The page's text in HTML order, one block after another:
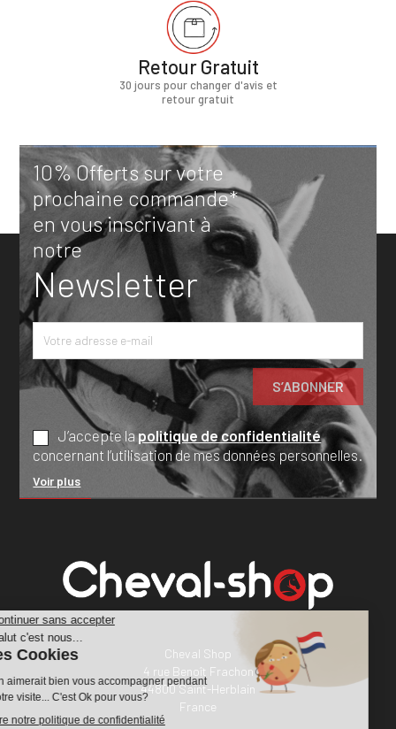
Retour Gratuit
30 jours pour changer d'avis et
retour gratuit
10% Offerts sur votre
prochaine commande*
en vous inscrivant à
notre
Newsletter
J’accepte lapolitique de confidentialité
concernant l’utilisation de mes données personnelles.
Voir plus
Cheval Shop
4 rue Benoît Frachon
44800 Saint-Herblain
France